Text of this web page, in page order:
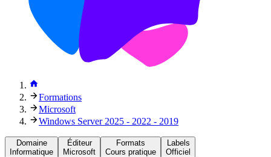
Formations
Microsoft
Windows Server 2025 - 2022 - 2019
Domaine
Informatique
Éditeur
Microsoft
Formats
Cours pratique
Labels
Officiel